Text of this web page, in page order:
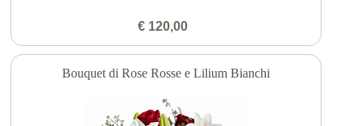
€ 120,00
Bouquet di Rose Rosse e Lilium Bianchi